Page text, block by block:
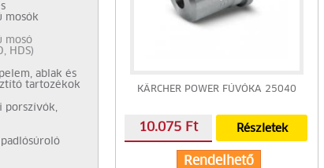
mosók
mosó
HDS)
ablak és
tartozékok
porszívók,
KÄRCHER POWER FÚVÓKA 25040
10.075 Ft Részletek
Rendelhető